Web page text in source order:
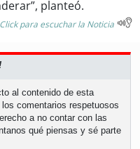
planteó.
Click para escuchar la Noticia
al contenido de esta
comentarios respetuosos
a no contar con las
qué piensas y sé parte